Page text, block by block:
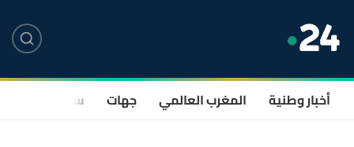
أخبار وطنية المغرب العالمي جهات سياسة